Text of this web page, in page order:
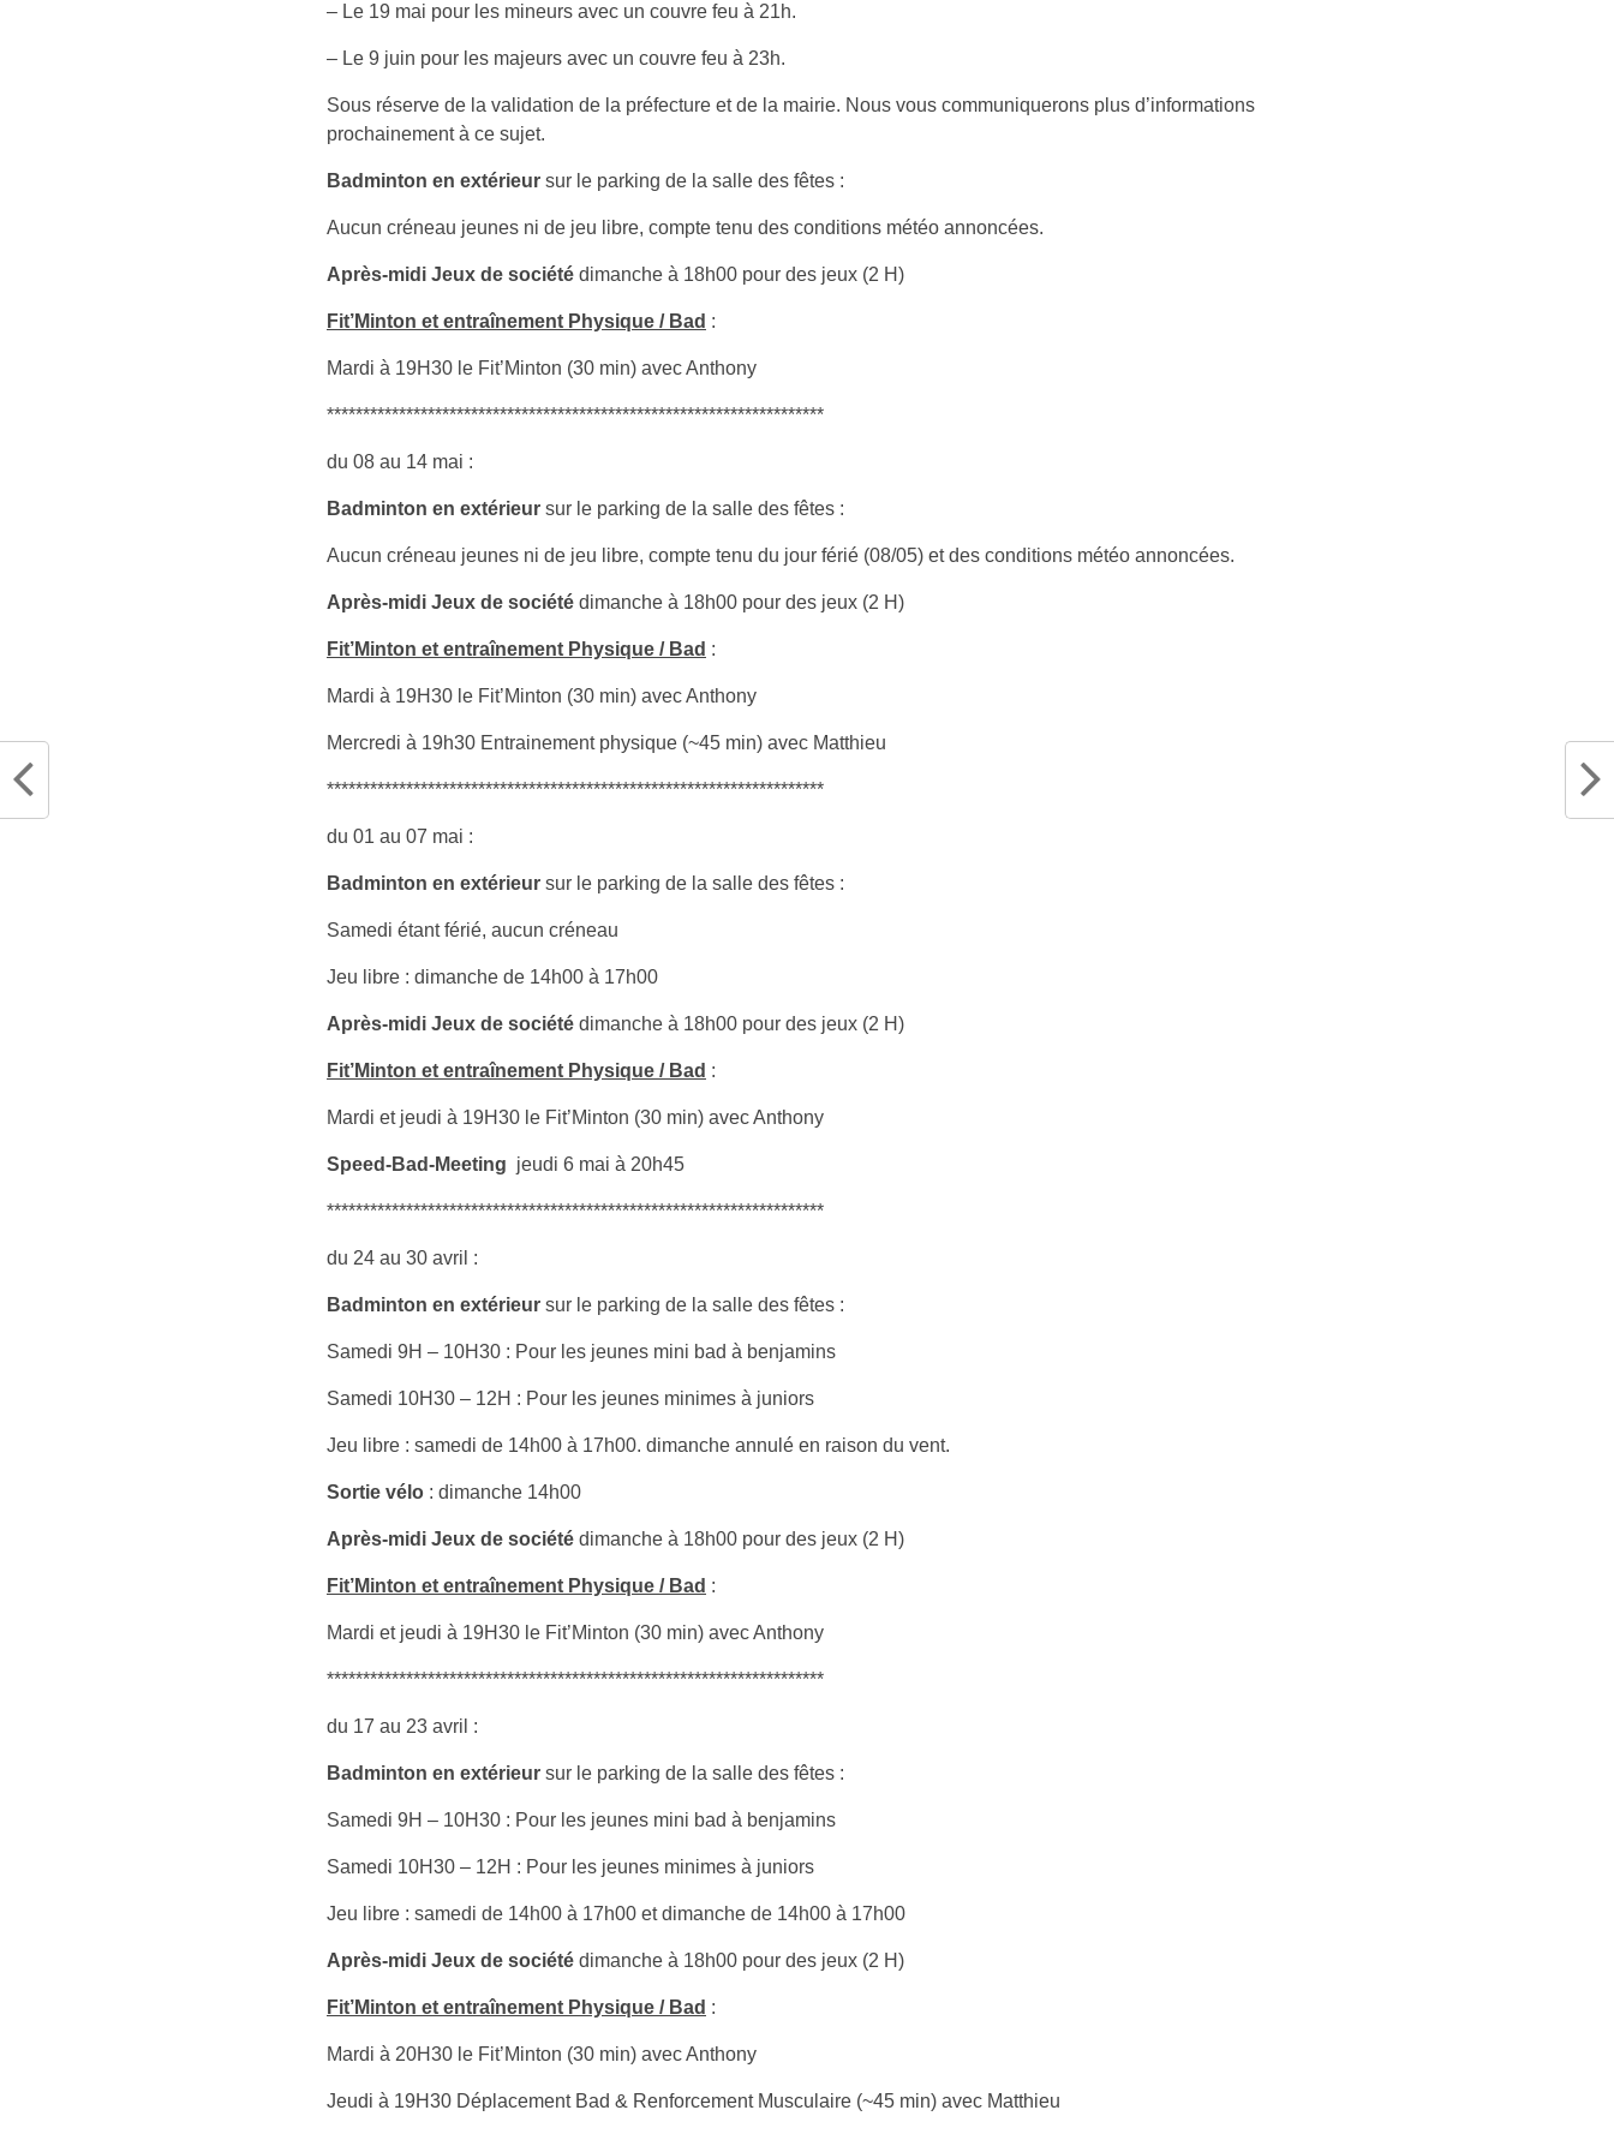
– Le 19 mai pour les mineurs avec un couvre feu à 21h.
– Le 9 juin pour les majeurs avec un couvre feu à 23h.
Sous réserve de la validation de la préfecture et de la mairie. Nous vous communiquerons plus d’informations
prochainement à ce sujet.
Badminton en extérieur sur le parking de la salle des fêtes :
Aucun créneau jeunes ni de jeu libre, compte tenu des conditions météo annoncées.
Après-midi Jeux de société dimanche à 18h00 pour des jeux (2 H)
Fit’Minton et entraînement Physique / Bad :
Mardi à 19H30 le Fit’Minton (30 min) avec Anthony
*********************************************************************
du 08 au 14 mai :
Badminton en extérieur sur le parking de la salle des fêtes :
Aucun créneau jeunes ni de jeu libre, compte tenu du jour férié (08/05) et des conditions météo annoncées.
Après-midi Jeux de société dimanche à 18h00 pour des jeux (2 H)
Fit’Minton et entraînement Physique / Bad :
Mardi à 19H30 le Fit’Minton (30 min) avec Anthony
Mercredi à 19h30 Entrainement physique (~45 min) avec Matthieu
*********************************************************************
du 01 au 07 mai :
Badminton en extérieur sur le parking de la salle des fêtes :
Samedi étant férié, aucun créneau
Jeu libre : dimanche de 14h00 à 17h00
Après-midi Jeux de société dimanche à 18h00 pour des jeux (2 H)
Fit’Minton et entraînement Physique / Bad :
Mardi et jeudi à 19H30 le Fit’Minton (30 min) avec Anthony
Speed-Bad-Meeting jeudi 6 mai à 20h45
*********************************************************************
du 24 au 30 avril :
Badminton en extérieur sur le parking de la salle des fêtes :
Samedi 9H – 10H30 : Pour les jeunes mini bad à benjamins
Samedi 10H30 – 12H : Pour les jeunes minimes à juniors
Jeu libre : samedi de 14h00 à 17h00. dimanche annulé en raison du vent.
Sortie vélo : dimanche 14h00
Après-midi Jeux de société dimanche à 18h00 pour des jeux (2 H)
Fit’Minton et entraînement Physique / Bad :
Mardi et jeudi à 19H30 le Fit’Minton (30 min) avec Anthony
*********************************************************************
du 17 au 23 avril :
Badminton en extérieur sur le parking de la salle des fêtes :
Samedi 9H – 10H30 : Pour les jeunes mini bad à benjamins
Samedi 10H30 – 12H : Pour les jeunes minimes à juniors
Jeu libre : samedi de 14h00 à 17h00 et dimanche de 14h00 à 17h00
Après-midi Jeux de société dimanche à 18h00 pour des jeux (2 H)
Fit’Minton et entraînement Physique / Bad :
Mardi à 20H30 le Fit’Minton (30 min) avec Anthony
Jeudi à 19H30 Déplacement Bad & Renforcement Musculaire (~45 min) avec Matthieu